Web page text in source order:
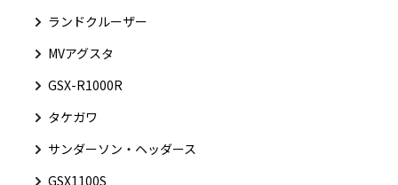
ランドクルーザー
MVアグスタ
GSX-R1000R
タケガワ
サンダーソン・ヘッダース
GSX1100S